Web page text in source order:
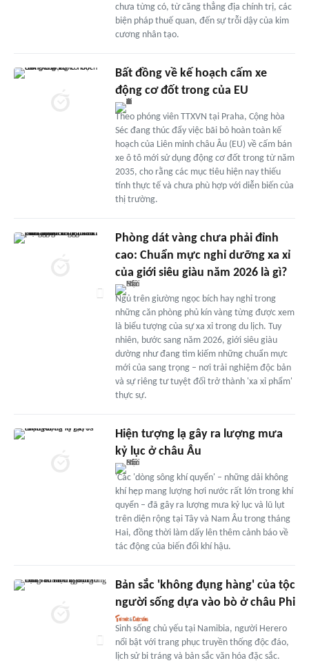
chưa từng có, từ căng thẳng địa chính trị, các
biện pháp thuế quan, đến sự trỗi dậy của kim
cương nhân tạo.
Bất đồng về kế hoạch cấm xe
động cơ đốt trong của EU
Theo phóng viên TTXVN tại Praha, Cộng hòa
Séc đang thúc đẩy việc bãi bỏ hoàn toàn kế
hoạch của Liên minh châu Âu (EU) về cấm bán
xe ô tô mới sử dụng động cơ đốt trong từ năm
2035, cho rằng các mục tiêu hiện nay thiếu
tính thực tế và chưa phù hợp với diễn biến của
thị trường.
Phòng dát vàng chưa phải đỉnh
cao: Chuẩn mực nghỉ dưỡng xa xỉ
của giới siêu giàu năm 2026 là gì?
Ngủ trên giường ngọc bích hay nghỉ trong
những căn phòng phủ kín vàng từng được xem
là biểu tượng của sự xa xỉ trong du lịch. Tuy
nhiên, bước sang năm 2026, giới siêu giàu
dường như đang tìm kiếm những chuẩn mực
mới của sang trọng – nơi trải nghiệm độc bản
và sự riêng tư tuyệt đối trở thành 'xa xỉ phẩm'
thực sự.
Hiện tượng lạ gây ra lượng mưa
kỷ lục ở châu Âu
'Các 'dòng sông khí quyển' – những dải không
khí hẹp mang lượng hơi nước rất lớn trong khí
quyển – đã gây ra lượng mưa kỷ lục và lũ lụt
trên diện rộng tại Tây và Nam Âu trong tháng
Hai, đồng thời làm dấy lên thêm cảnh báo về
tác động của biến đổi khí hậu.
Bản sắc 'không đụng hàng' của tộc
người sống dựa vào bò ở châu Phi
Sinh sống chủ yếu tại Namibia, người Herero
nổi bật với trang phục truyền thống độc đáo,
lịch sử bi tráng và bản sắc văn hóa đặc sắc.